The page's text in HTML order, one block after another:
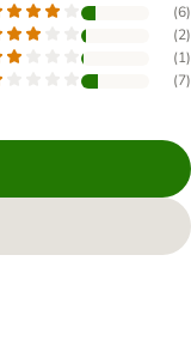
(6)
(2)
(1)
(7)